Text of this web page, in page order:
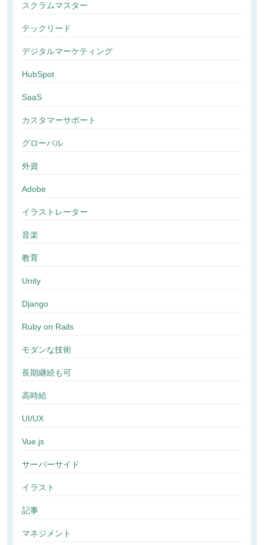
スクラムマスター
テックリード
デジタルマーケティング
HubSpot
SaaS
カスタマーサポート
グローバル
外資
Adobe
イラストレーター
音楽
教育
Unity
Django
Ruby on Rails
モダンな技術
長期継続も可
高時給
UI/UX
Vue.js
サーバーサイド
イラスト
記事
マネジメント